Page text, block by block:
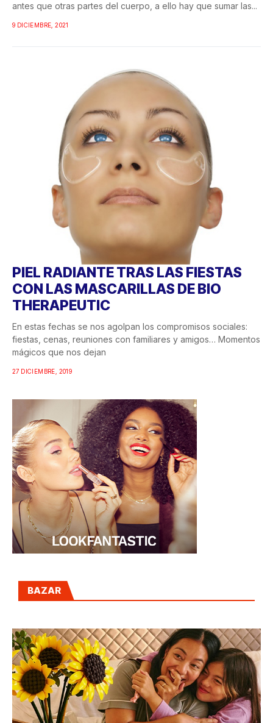
antes que otras partes del cuerpo, a ello hay que sumar las...
9 DICIEMBRE, 2021
PIEL RADIANTE TRAS LAS FIESTAS
CON LAS MASCARILLAS DE BIO
THERAPEUTIC
En estas fechas se nos agolpan los compromisos sociales:
fiestas, cenas, reuniones con familiares y amigos… Momentos
mágicos que nos dejan
27 DICIEMBRE, 2019
BAZAR